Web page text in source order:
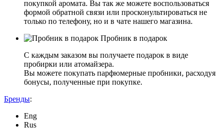
покупкой аромата. Вы так же можете воспользоваться
формой обратной связи или просконультироваться не
только по телефону, но и в чате нашего магазина.
Пробник в подарок
С каждым заказом вы получаете подарок в виде
пробирки или атомайзера.
Вы можете покупать парфюмерные пробники, расходуя
бонусы, полученные при покупке.
Бренды:
Eng
Rus